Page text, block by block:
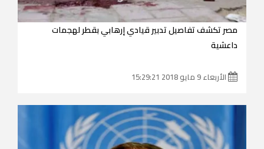
مصر تكشف تفاصيل تدبير قيادي إرهابي بقطر لهجمات
داعشية
الأربعاء 9 مايو 2018 15:29:21